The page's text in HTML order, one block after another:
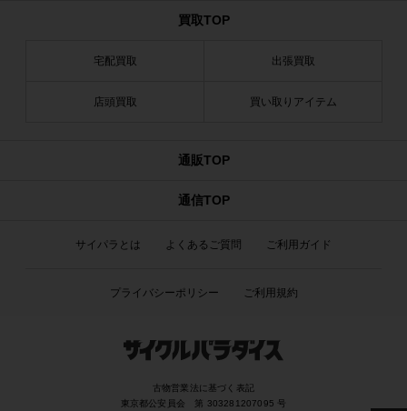
買取TOP
宅配買取 出張買取
店頭買取 買い取りアイテム
通販TOP
通信TOP
サイパラとは よくあるご質問 ご利用ガイド
プライバシーポリシー ご利用規約
古物営業法に基づく表記
東京都公安員会 第 303281207095 号